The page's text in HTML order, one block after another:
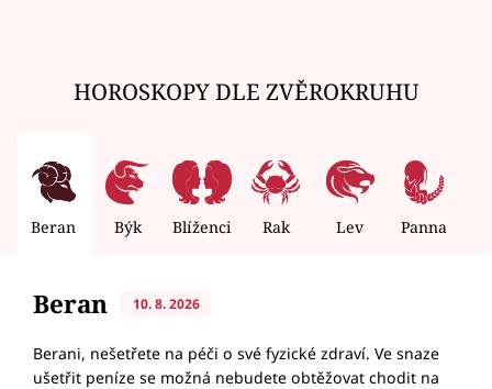
HOROSKOPY DLE ZVĚROKRUHU
Beran Býk Blíženci Rak Lev Panna
Beran 10. 8. 2026
Berani, nešetřete na péči o své fyzické zdraví. Ve snaze
ušetřit peníze se možná nebudete obtěžovat chodit na